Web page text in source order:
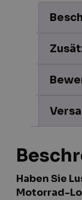
Haben Sie
Motorrad-